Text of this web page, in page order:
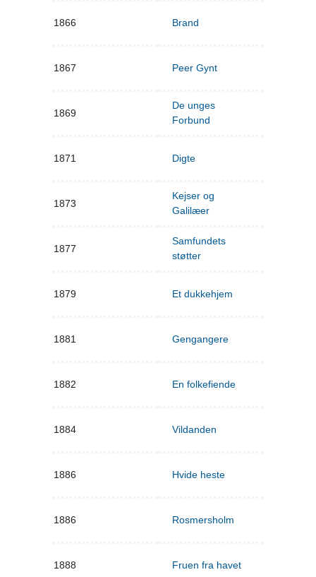
1866 Brand
1867 Peer Gynt
1869
De unges
Forbund
1871 Digte
1873
Kejser og
Galilæer
1877
Samfundets
støtter
1879 Et dukkehjem
1881 Gengangere
1882 En folkefiende
1884 Vildanden
1886 Hvide heste
1886 Rosmersholm
1888 Fruen fra havet